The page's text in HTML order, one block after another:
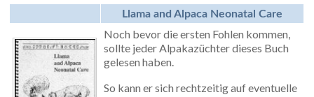
Llama and Alpaca Neonatal Care
Noch bevor die ersten Fohlen kommen,
sollte jeder Alpakazüchter dieses Buch
gelesen haben.
So kann er sich rechtzeitig auf eventuelle